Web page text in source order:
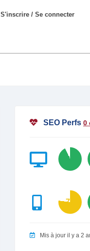
S'inscrire / Se connecter
SEO Perfs 0
93
77
Mis à jour il y a 2